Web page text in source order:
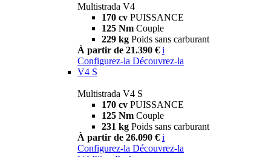
Multistrada V4
170 cv PUISSANCE
125 Nm Couple
229 kg Poids sans carburant
À partir de 21.390 € i
Configurez-la Découvrez-la
V4 S
Multistrada V4 S
170 cv PUISSANCE
125 Nm Couple
231 kg Poids sans carburant
À partir de 26.090 € i
Configurez-la Découvrez-la